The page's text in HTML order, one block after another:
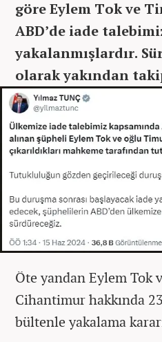
göre Eylem Tok ve
ABD’de iade
yakalanmışlardır.
olarak yakından
Öte yandan Eylem Tok
Cihantimur hakkında 23
bültenle yakalama